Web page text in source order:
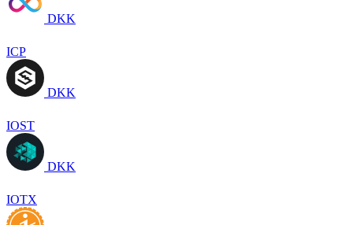
DKK
ICP
DKK
IOST
DKK
IOTX